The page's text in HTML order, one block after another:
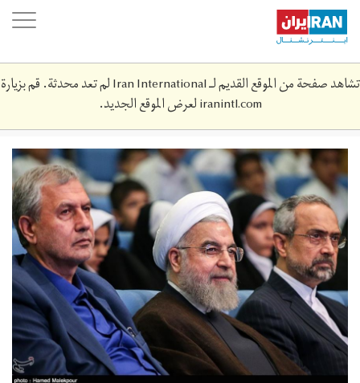
Skip
main
content
تشاهد صفحة من الموقع القديم لـ Iran International لم تعد محدثة. قم بزيارة
iranintl.comلعرض الموقع الجديد.
139404160015028555641264.jpg